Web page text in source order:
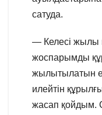
сатуда.
— Келесі жылы
жоспарымды
жылытылатын
илейтін
жасап қойдым.